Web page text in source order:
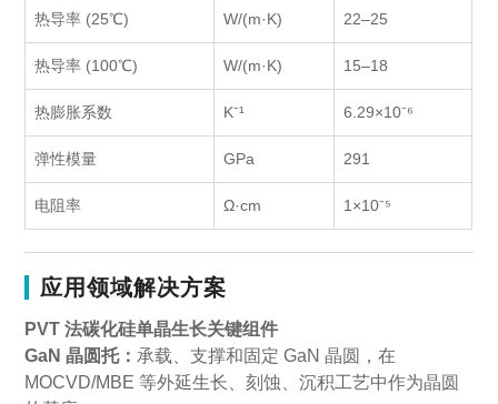
热导率 (25℃) W/(m·K) 22–25
热导率 (100℃) W/(m·K) 15–18
热膨胀系数 K⁻¹ 6.29×10⁻⁶
弹性模量 GPa 291
电阻率 Ω·cm 1×10⁻⁵
应用领域解决方案
PVT 法碳化硅单晶生长关键组件
GaN 晶圆托： 承载、支撑和固定 GaN 晶圆，在
MOCVD/MBE 等外延生长、刻蚀、沉积工艺中作为晶圆